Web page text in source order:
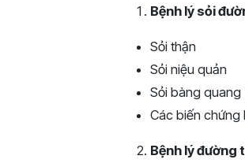
Bệnh lý sỏi
Sỏi thận
Sỏi niệu quản
Sỏi bàng quang
Các biến chứng
Bệnh lý đường